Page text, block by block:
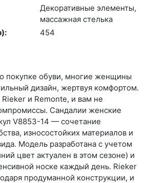
Де­кора­тив­ные эле­мен­ты,
мас­сажная стель­ка
454
о покупке обуви, многие женщины
дизайн, жертвуя комфортом.
и Remonte, и вам не
Сандалии женские
V8853-14 — сочетание
износостойких материалов и
Модель разработана с учетом
цвет актуален в этом сезоне) и
носке каждый день. Ri­eker
продуманной конструкции, и